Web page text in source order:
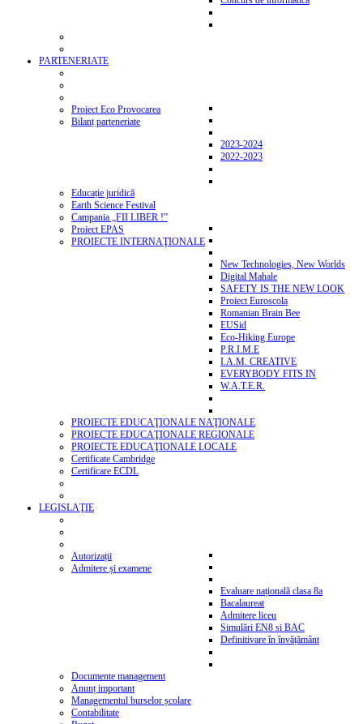
PARTENERIATE
Proiect Eco Provocarea
Bilanț parteneriate
2023-2024
2022-2023
Educație juridică
Earth Science Festival
Campania „FII LIBER !”
Proiect EPAS
PROIECTE INTERNAŢIONALE
New Technologies, New Worlds
Digital Mahale
SAFETY IS THE NEW LOOK
Proiect Euroscola
Romanian Brain Bee
EUSid
Eco-Hiking Europe
P.R.I.M.E
I.A.M. CREATIVE
EVERYBODY FITS IN
W.A.T.E.R.
PROIECTE EDUCAŢIONALE NAŢIONALE
PROIECTE EDUCAŢIONALE REGIONALE
PROIECTE EDUCAŢIONALE LOCALE
Certificate Cambridge
Certificare ECDL
LEGISLAŢIE
Autorizații
Admitere și examene
Evaluare națională clasa 8a
Bacalaureat
Admitere liceu
Simulări EN8 si BAC
Definitivare în învățământ
Documente management
Anunț important
Managementul burselor școlare
Contabilitate